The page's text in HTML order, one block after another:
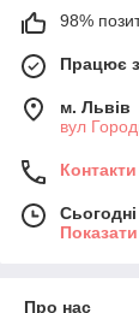
98%
Працює
м. Львів
вул
Контакти
Про нас